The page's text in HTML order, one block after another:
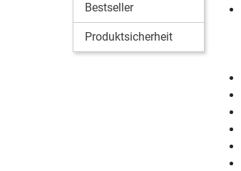
Bestseller
Produktsicherheit